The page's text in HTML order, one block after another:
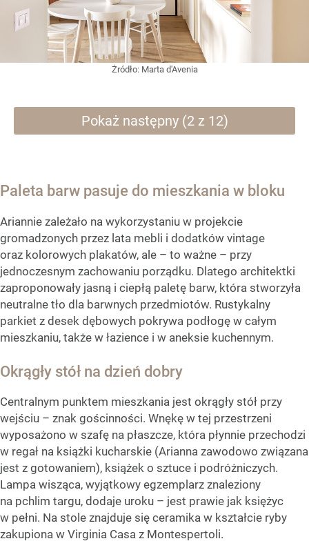
Żródło: Marta d'Avenia
Pokaż następny (2 z 12)
Paleta barw pasuje do mieszkania w bloku
Ariannie zależało na wykorzystaniu w projekcie
gromadzonych przez lata mebli i dodatków vintage
oraz kolorowych plakatów, ale – to ważne – przy
jednoczesnym zachowaniu porządku. Dlatego architektki
zaproponowały jasną i ciepłą paletę barw, która stworzyła
neutralne tło dla barwnych przedmiotów. Rustykalny
parkiet z desek dębowych pokrywa podłogę w całym
mieszkaniu, także w łazience i w aneksie kuchennym.
Okrągły stół na dzień dobry
Centralnym punktem mieszkania jest okrągły stół przy
wejściu – znak gościnności. Wnękę w tej przestrzeni
wyposażono w szafę na płaszcze, która płynnie przechodzi
w regał na książki kucharskie (Arianna zawodowo związana
jest z gotowaniem), książek o sztuce i podróżniczych.
Lampa wisząca, wyjątkowy egzemplarz znaleziony
na pchlim targu, dodaje uroku – jest prawie jak księżyc
w pełni. Na stole znajduje się ceramika w kształcie ryby
zakupiona w Virginia Casa z Montespertoli.